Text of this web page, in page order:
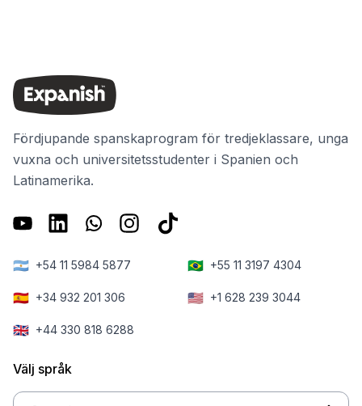
destination för
dem som vill
i Spanien.
praktikprogram
utomlands.
Fördjupande spanskaprogram för tredjeklassare, unga
vuxna och universitetsstudenter i Spanien och
Latinamerika.
🇦🇷 +54 11 5984 5877 🇧🇷 +55 11 3197 4304
🇪🇸 +34 932 201 306 🇺🇸 +1 628 239 3044
🇬🇧 +44 330 818 6288
Välj språk